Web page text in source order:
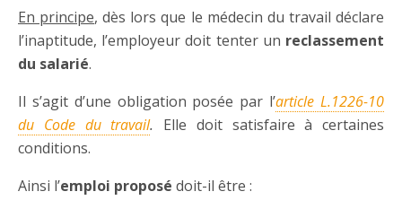
En principe, dès lors que le médecin du travail déclare
l’inaptitude, l’employeur doit tenter un reclassement
du salarié.
Il s’agit d’une obligation posée par l’article L.1226-10
du Code du travail. Elle doit satisfaire à certaines
conditions.
Ainsi l’emploi proposé doit-il être :